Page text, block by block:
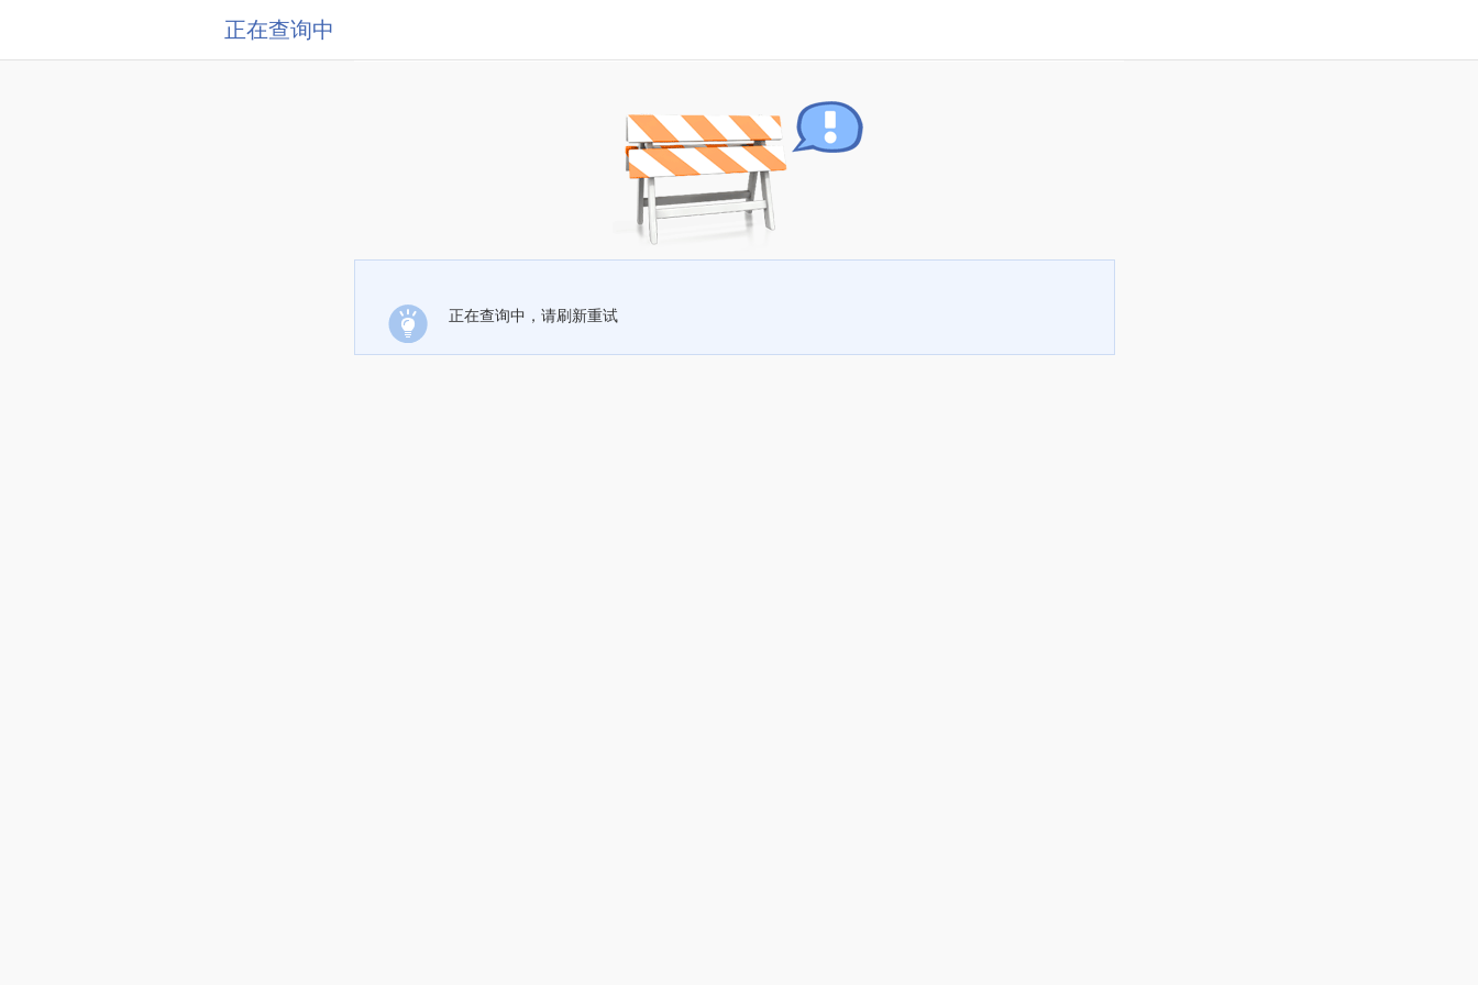
正在查询中
正在查询中，请刷新重试